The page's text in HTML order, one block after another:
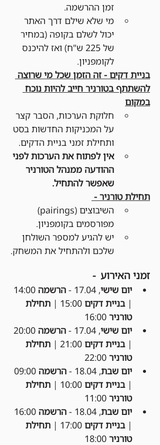
זמן ההרשמה.
מי שלא שילם דרך האתר
יכול לשלם בקופה (במחיר
של 225 ש"ח) ואז להיכנס
לקומפניון.
בניית דקים - זה הזמן שכל מי שרוצה
להשתתף בטורניר חייב להיות נוכח
במקום
חלוקת הערכות, הסבר קצר
על המכניקות החדשות בסט
ותחילת זמני בניית הדקים.
אין לפתוח את הערכות לפני
ההודעה ממנהל הטורניר
שאפשר להתחיל.
תחילת טורניר -
השיבוצים (pairings)
מפורסמים בקומפניון.
יש להגיע למספר השולחן
שלכם ולהתחיל את המשחק.
זמני האירוע  -
יום שישי, 17.04 - הרשמה
| בניית דקים
תחילת
טורניר
יום שישי, 17.04 - הרשמה
| בניית דקים
תחילת
טורניר
יום שבת, 18.04 - הרשמה
| בניית דקים
תחילת
טורניר
יום שבת, 18.04 - הרשמה
| בניית דקים
תחילת
טורניר